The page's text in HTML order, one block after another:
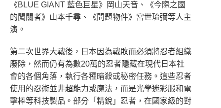
《BLUE GIANT 藍色巨星》岡山天音、《今際之國
的闖關者》山本千尋、《問題物件》宮世琉彌等人主
演。
第二次世界大戰後，日本因為戰敗而必須將忍者組織
廢除，然而仍有為數20萬的忍者隱藏在現代日本社
會的各個角落，執行各種暗殺或秘密任務。這些忍者
使用的忍術並非超能力或魔法，而是光學迷彩服和電
擊棒等科技製品。部分「精銳」忍者，在國家級的對